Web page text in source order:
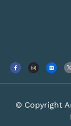
© Copyright